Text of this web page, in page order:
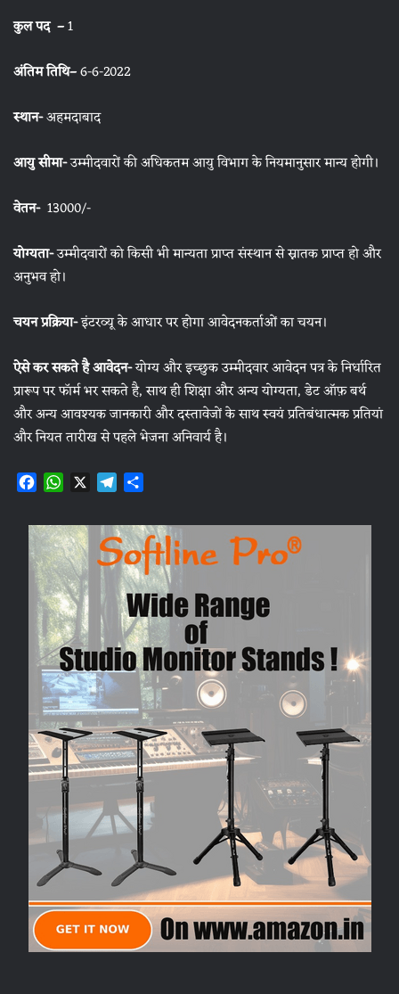
कुल पद –1
अंतिम तिथि–6-6-2022
स्थान-अहमदाबाद
आयु सीमा-उम्मीदवारों की अधिकतम आयु विभाग के नियमानुसार मान्य होगी।
वेतन-13000/-
योग्यता-उम्मीदवारों को किसी भी मान्यता प्राप्त संस्थान से स्नातक प्राप्त हो और
अनुभव हो।
चयन प्रक्रिया-इंटरव्यू के आधार पर होगा आवेदनकर्ताओं का चयन।
ऐसे कर सकते है आवेदन-योग्य और इच्छुक उम्मीदवार आवेदन पत्र के निर्धारित
प्रारूप पर फॉर्म भर सकते है, साथ ही शिक्षा और अन्य योग्यता, डेट ऑफ़ बर्थ
और अन्य आवश्यक जानकारी और दस्तावेजों के साथ स्वयं प्रतिबंधात्मक प्रतियां
और नियत तारीख से पहले भेजना अनिवार्य है।
F
c
e
b
o
o
k
W
a
t
s
A
p
p
X T
l
e
g
r
a
m
a
r
e